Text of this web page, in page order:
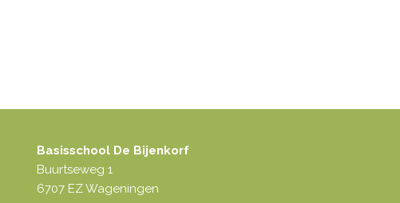
Basisschool De Bijenkorf
Buurtseweg 1
6707 EZ Wageningen